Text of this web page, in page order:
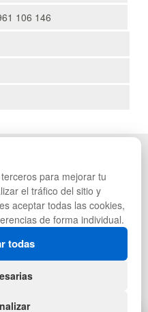
106 146
MANUTENCIÓN
GESTIÓN DE RESIDUOS
PALETS
CONTENEDORES DE PLÁSTICO
LIQUIDACIÓN Y SOBRANTES
ARTÍCULOS DE NATACIÓN
para mejorar tu
el tráfico del sitio y
aceptar todas las cookies,
de forma individual.
todas